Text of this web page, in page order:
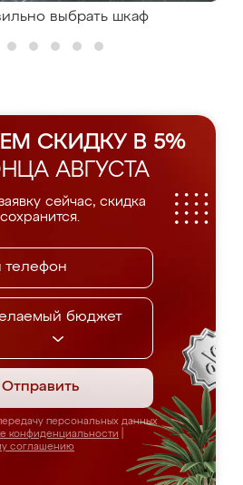
выбрать шкаф
СКИДКУ В 5%
АВГУСТА
сейчас, скидка
сохранится.
бюджет
Отправить
персональных данных
конфиденциальности
соглашению